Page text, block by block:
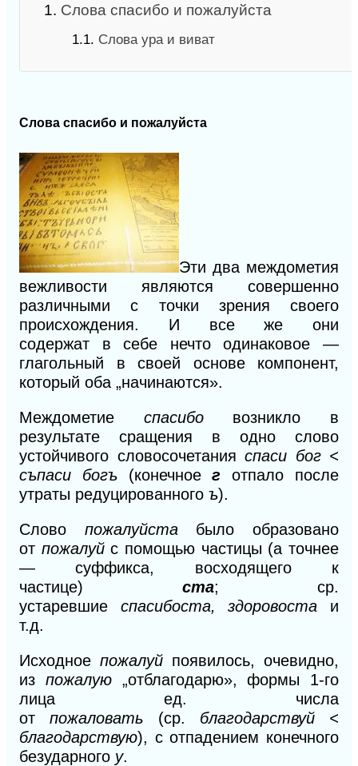
1. Слова спасибо и пожалуйста
1.1. Слова ура и виват
Слова спасибо и пожалуйста
Эти два междометия
вежливости являются совершенно
различными с точки зрения своего
происхождения. И все же они
содержат в
себе нечто одинаковое —
глагольный в своей основе компонент,
который оба „начинаются».
Междометие спасибо возникло в
результате сращения в одно слово
устойчивого словосочетания спаси бог<
съпаси богъ (конечноег отпало после
утраты редуцированного ъ).
Слово пожалуйста было образовано
от пожалуйс помощью частицы (а точнее
— суффикса, восходящего к
частице) ста; ср.
устаревшие спасибоста, здоровоста и
т.д.
Исходное пожалуй появилось, очевидно,
из пожалую „отблагодарю», формы 1-го
лица ед. числа
от пожаловать (ср. благодарствуй <
благодарствую), с отпадением конечного
безударного у.